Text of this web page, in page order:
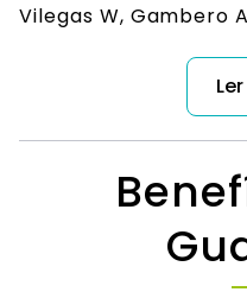
Vilegas W, Gambero
Adipogenesis.
doi: 10.3390/
PMC5490614.